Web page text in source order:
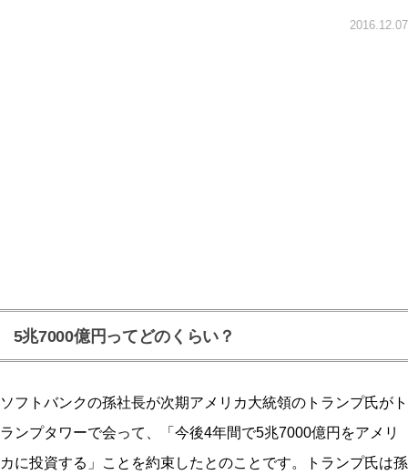
2016.12.07
5兆7000億円ってどのくらい？
ソフトバンクの孫社長が次期アメリカ大統領のトランプ氏がト
ランプタワーで会って、「今後4年間で5兆7000億円をアメリ
カに投資する」ことを約束したとのことです。トランプ氏は孫